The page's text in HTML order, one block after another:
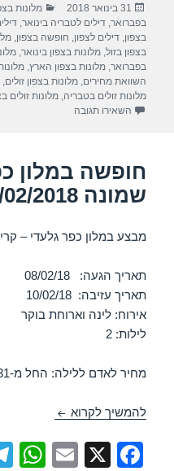
e
b
o
o
k
s
A
p
p
פורסם
בתאריך
31 בינואר 2018 קטגוריות
מלונות
בפברואר ,דילים לטבריה בינואר ,
בצפון ,דילים לצפון חופשה בצפון ,
בצפון בזול ,מלונות בצפון בינואר ,
בפברואר ,מלונות בצפון הארץ ,
השוואת מחירים ,מלונות בצפון זולים
מלונות זולים בטבריה ,מלונות זולים
השאירו תגובה
חופשה במלון
שמונה 08/02/2018
מבצע במלון כפר גלעדי –
תאריך הגעה: 08/02/18
תאריך עזיבה: 10/02/18
אירוח: לינה וארוחת בוקר
לילות: 2
מחיר לאדם ללילה: החל מ-₪531
להמשיך לקרוא חופשה במלון
F
X
E